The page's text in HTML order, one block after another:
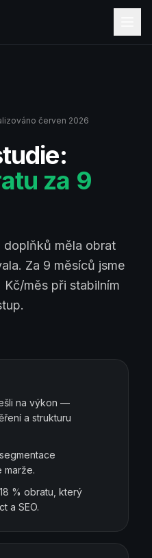
červen 2026
za 9
doplňků měla obrat
Za 9 měsíců jsme
měs při stabilním
na výkon —
a strukturu
marže.
% obratu, který
a SEO.